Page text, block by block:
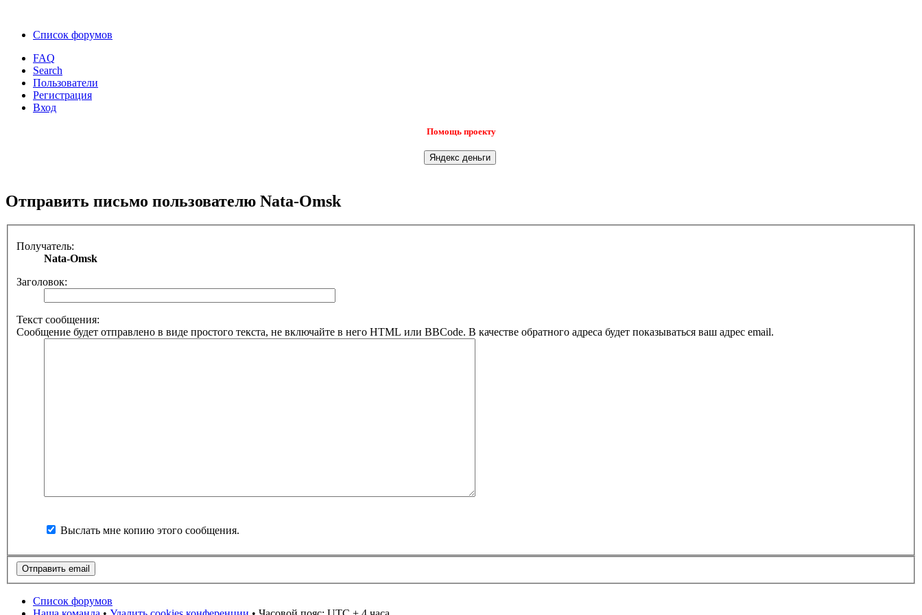
Список форумов
FAQ
Search
Пользователи
Регистрация
Вход
Помощь проекту
Отправить письмо пользователю Nata-Omsk
Получатель:
Nata-Omsk
Заголовок:
Текст сообщения:
Сообщение будет отправлено в виде простого текста, не включайте в него HTML или BBCode. В качестве обратного адреса будет показываться ваш адрес email.
Выслать мне копию этого сообщения.
Список форумов